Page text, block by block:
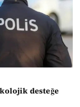
desteğe